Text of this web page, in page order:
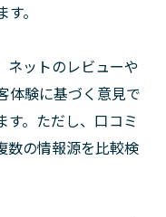
。
ネットのレビューや
体験に基づく意見で
す。ただし、口コミ
数の情報源を比較検